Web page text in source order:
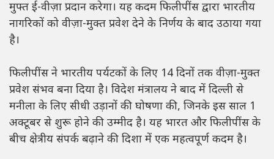
मुफ्त ई-वीज़ा प्रदान करेगा। यह कदम फिलीपींस द्वारा भारतीय
नागरिकों को वीज़ा-मुक्त प्रवेश देने के निर्णय के बाद उठाया गया
है।
फिलीपींस ने भारतीय पर्यटकों के लिए 14 दिनों तक वीज़ा-मुक्त
प्रवेश संभव बना दिया है। विदेश मंत्रालय ने बाद में दिल्ली से
मनीला के लिए सीधी उड़ानों की घोषणा की, जिनके इस साल 1
अक्टूबर से शुरू होने की उम्मीद है। यह भारत और फिलीपींस के
बीच क्षेत्रीय संपर्क बढ़ाने की दिशा में एक महत्वपूर्ण कदम है।